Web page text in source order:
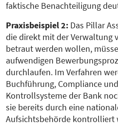
faktische Benachteiligung
Praxisbeispiel 2: Das Pillar
die direkt mit der Verwaltung
betraut werden wollen,
aufwendigen
durchlaufen. Im Verfahren
Buchführung, Compliance
Kontrollsysteme der Bank
sie bereits durch eine
Aufsichtsbehörde kontrolliert